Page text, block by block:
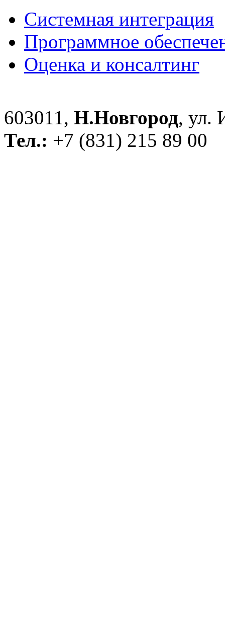
Системная интеграция
Программное
Оценка и консалтинг
603011, Н.Новгород, ул.
Тел.: +7 (831) 215 89 00